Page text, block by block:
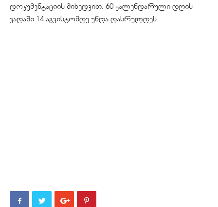
დოკუმენტაციის მიხედვით, 60 კალენდარული დღის
ვადაში 14 აგვისტომდე უნდა დასრულდეს.